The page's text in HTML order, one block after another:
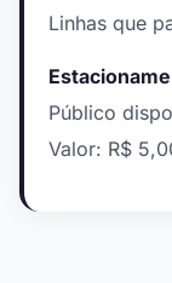
Linhas que
Público
Valor: R$